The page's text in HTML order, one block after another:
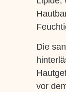
Die
vor